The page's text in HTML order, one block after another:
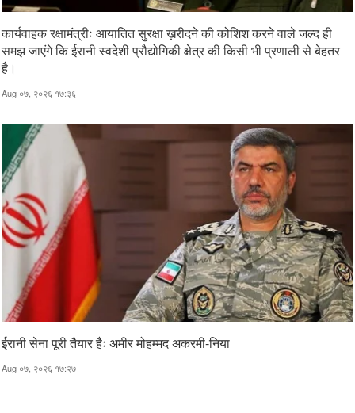
कार्यवाहक रक्षामंत्रीः आयातित सुरक्षा ख़रीदने की कोशिश करने वाले जल्द ही
समझ जाएंगे कि ईरानी स्वदेशी प्रौद्योगिकी क्षेत्र की किसी भी प्रणाली से बेहतर
है।
Aug ०७, २०२६ १७:३६
ईरानी सेना पूरी तैयार हैः अमीर मोहम्मद अकरमी-निया
Aug ०७, २०२६ १७:२७